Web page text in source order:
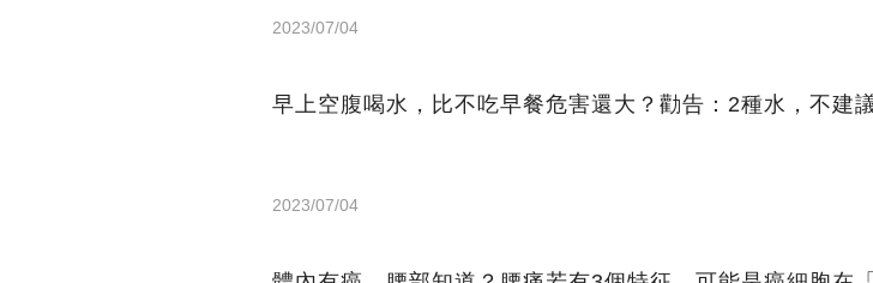
2023/07/04
早上空腹喝水，比不吃早餐危害還大？勸告：2種水，不建
2023/07/04